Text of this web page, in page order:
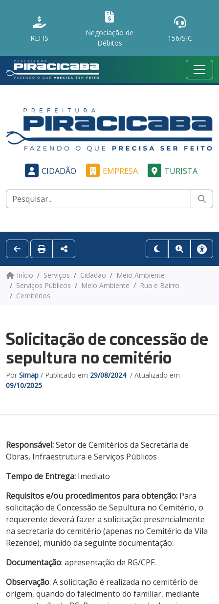
REFIS
Negociação de
Débitos
156/SIC
CIDADÃO EMPRESA TURISTA
Início Serviços Cidadão
Meio Ambiente
Serviços Públicos
Meio Ambiente
Rua e Bairro
Cemitérios
Solicitação de concessão de
sepultura no cemitério
Por Simap / Publicado em 29/08/2024/ Atualizado em
09/10/2025
Responsável:Setor de Cemitérios da Secretaria de
Obras, Infraestrutura e Serviços Públicos
Tempo de Entrega: Imediato
Requisitos e/ou procedimentos para obtenção: Para
solicitação de Concessão de Sepultura no Cemitério, o
requerente deverá fazer a solicitação presencialmente
na secretaria do cemitério (apenas no Cemitério da Vila
Rezende), munido da seguinte documentação:
Documentação: apresentação de RG/CPF.
Observação: A solicitação é realizada no cemitério de
origem, quando do falecimento do familiar, mediante